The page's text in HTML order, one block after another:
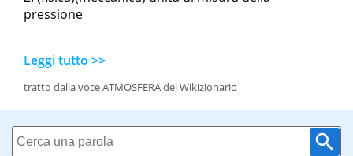
pressione
Leggi tutto >>
tratto dalla voce ATMOSFERA del Wikizionario